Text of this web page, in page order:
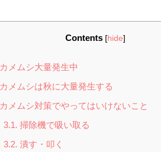
Contents [hide]
カメムシ大量発生中
カメムシは秋に大量発生する
カメムシ対策でやってはいけないこと
3.1. 掃除機で吸い取る
3.2. 潰す・叩く